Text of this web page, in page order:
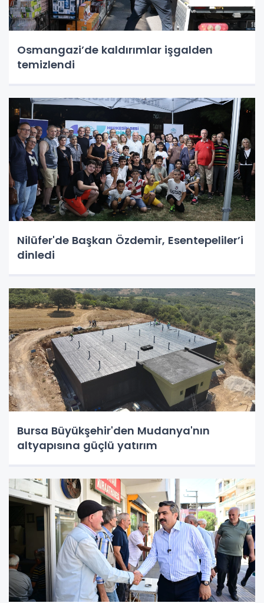
Osmangazi’de kaldırımlar işgalden
temizlendi
Nilüfer'de Başkan Özdemir, Esentepeliler’i
dinledi
Bursa Büyükşehir'den Mudanya'nın
altyapısına güçlü yatırım